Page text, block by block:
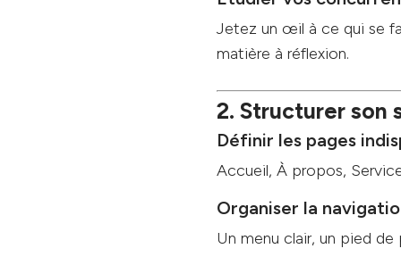
Jetez un œil à ce qui se
matière à réflexion.
2. Structurer son
Définir les pages
Accueil, À propos,
Organiser la
Un menu clair, un pied